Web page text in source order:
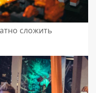
сложить